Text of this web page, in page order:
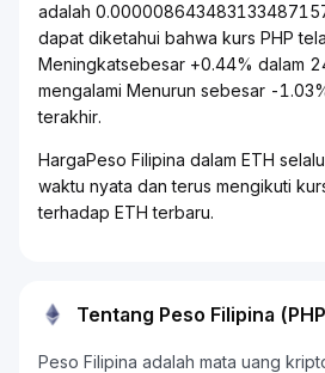
adalah
dapat diketahui bahwa kurs PHP
Meningkatsebesar +0.44% dalam
mengalami Menurun sebesar -
terakhir.
HargaPeso Filipina dalam ETH
waktu nyata dan terus mengikuti
terhadap ETH terbaru.
Tentang Peso Filipina
Peso Filipina adalah mata uang